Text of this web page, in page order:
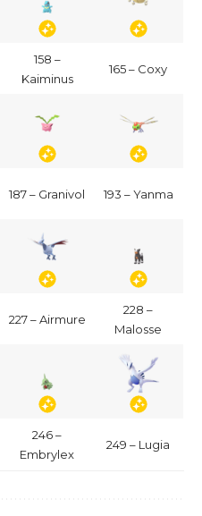
158 –
Kaiminus
165 – Coxy
187 – Granivol 193 – Yanma
227 – Airmure
228 –
Malosse
246 –
Embrylex
249 – Lugia